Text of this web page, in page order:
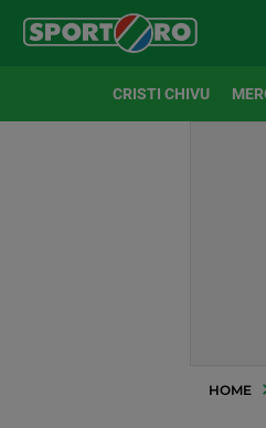
CRISTI CHIVU
HOME